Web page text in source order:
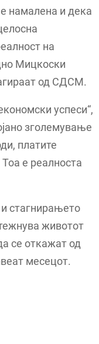
намалена и дека
на
Мицкоски
од СДСМ.
успеси“,
зголемување
платите
е реалноста
стагнирањето
животот
се откажат од
месецот.